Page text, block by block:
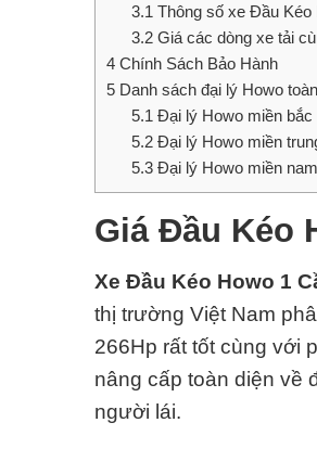
3.1 Thông số xe Đầu Kéo
3.2Giá các dòng xe tải
4 Chính Sách Bảo Hành
5 Danh sách đại lý Howo
5.1 Đại lý Howo miền bắc
5.2Đại lý Howo miền
5.3Đại lý Howo miền nam
Giá Đầu Kéo
Xe Đầu Kéo Howo 1
thị trường Việt Nam
266Hp rất tốt cùng với
nâng cấp toàn diện về
người lái.